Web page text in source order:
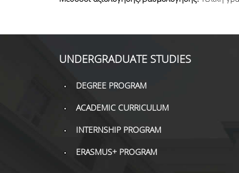
UNDERGRADUATE STUDIES
DEGREE PROGRAM
ACADEMIC CURRICULUM
INTERNSHIP PROGRAM
ERASMUS+ PROGRAM